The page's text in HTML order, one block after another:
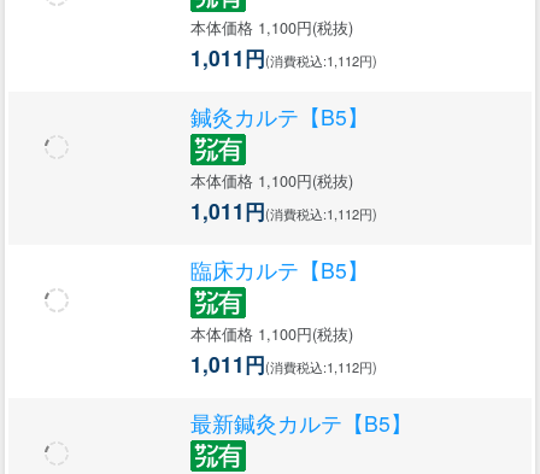
本体価格 1,100円(税抜)
1,011円(消費税込:1,112円)
鍼灸カルテ【B5】
本体価格 1,100円(税抜)
1,011円(消費税込:1,112円)
臨床カルテ【B5】
本体価格 1,100円(税抜)
1,011円(消費税込:1,112円)
最新鍼灸カルテ【B5】